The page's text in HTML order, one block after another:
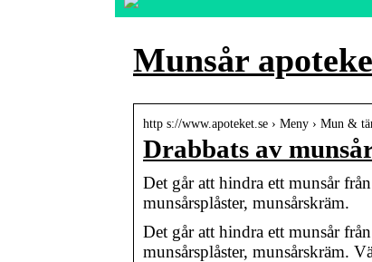
Munsår
http s://www.apoteket.se › Meny › Mun &
Drabbats av
Det går att hindra ett munsår
munsårsplåster, munsårskräm.
Det går att hindra ett munsår
munsårsplåster, munsårskräm.